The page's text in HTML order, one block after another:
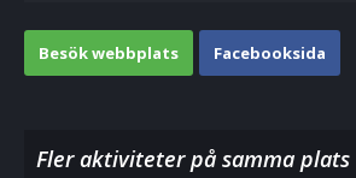
Besök webbplats Facebooksida
Fler aktiviteter på samma plats